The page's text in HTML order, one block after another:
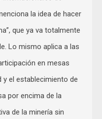
la idea de hacer
que ya va totalmente
Lo mismo aplica a las
en mesas
y el establecimiento de
por encima de la
de la minería sin